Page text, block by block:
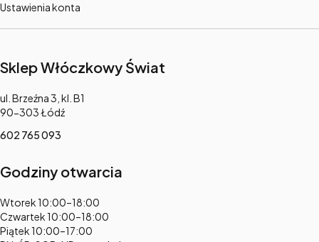
Ustawienia konta
Sklep Włóczkowy Świat
Adres:
ul. Brzeźna 3, kl. B1
90-303 Łódź
602 765 093
Godziny otwarcia
Adres:
Wtorek 10:00–18:00
Czwartek 10:00–18:00
Piątek 10:00–17:00